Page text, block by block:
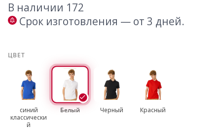
В наличии 172
Срок изготовления — от 3 дней.
ЦВЕТ
синий
классически
й
Белый Черный Красный